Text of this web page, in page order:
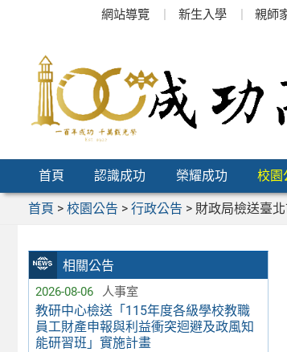
網站導覽 新生入學 親師
首頁 認識成功 榮耀成功 校園
首頁 > 校園公告 > 行政公告 > 財政局檢送臺
相關公告
2026-08-06 人事室
教研中心檢送「115年度各級學校教職
員工財產申報與利益衝突迴避及政風知
能研習班」實施計畫